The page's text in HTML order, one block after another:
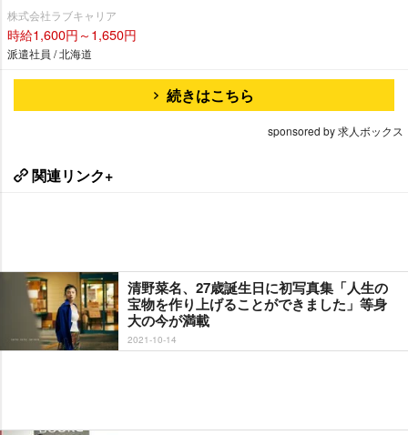
株式会社ラブキャリア
時給1,600円～1,650円
派遣社員 / 北海道
続きはこちら
sponsored by 求人ボックス
関連リンク+
清野菜名、27歳誕生日に初写真集「人生の
宝物を作り上げることができました」等身
大の今が満載
2021-10-14